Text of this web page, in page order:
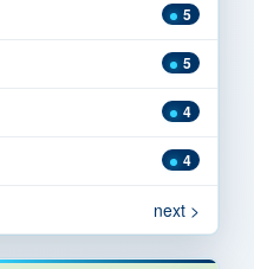
5
5
4
4
next >